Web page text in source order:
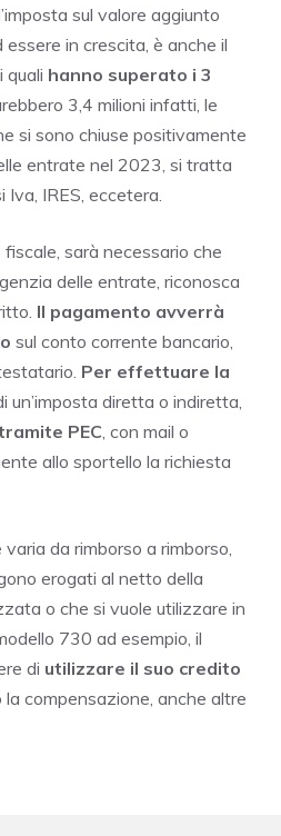
sul valore aggiunto
in crescita, è anche il
quali hanno superato i 3
3,4 milioni infatti, le
si sono chiuse positivamente
entrate nel 2023, si tratta
Iva, IRES, eccetera.
sarà necessario che
delle entrate, riconosca
Il pagamento avverrà
sul conto corrente bancario,
Per effettuare la
un’imposta diretta o indiretta,
PEC , con mail o
allo sportello la richiesta
da rimborso a rimborso,
erogati al netto della
o che si vuole utilizzare in
730 ad esempio, il
di utilizzare il suo credito
compensazione, anche altre